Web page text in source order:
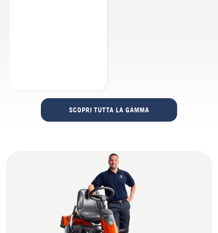
SCOPRI TUTTA LA GAMMA